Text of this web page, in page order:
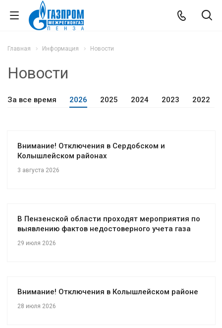
Главная Информация Новости
Новости
За все время 2026 2025 2024 2023 2022
Внимание! Отключения в Сердобском и
Колышлейском районах
3 августа 2026
В Пензенской области проходят мероприятия по
выявлению фактов недостоверного учета газа
29 июля 2026
Внимание! Отключения в Колышлейском районе
28 июля 2026